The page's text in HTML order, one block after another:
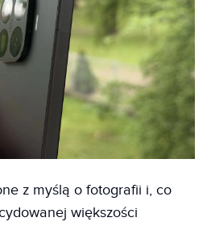
z myślą o fotografii i, co
większości